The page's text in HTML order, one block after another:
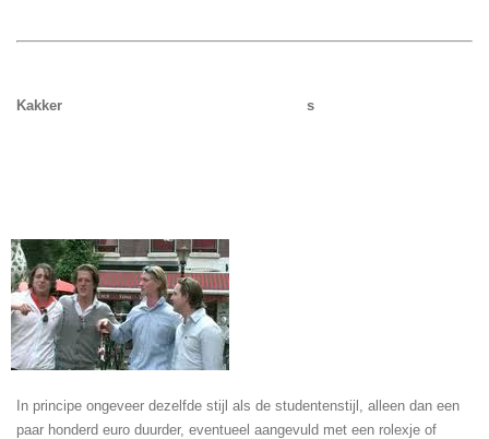
Kakker s
In principe ongeveer dezelfde stijl als de studentenstijl, alleen dan een
paar honderd euro duurder, eventueel aangevuld met een rolexje of